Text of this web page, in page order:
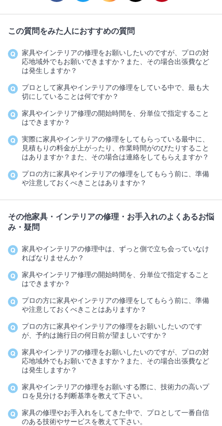
この質問をみた人におすすめの質問
家具やインテリアの修理をお願いしたいのですが、プロの対
応地域外でもお願いできますか？また、その場合出張費など
は発生しますか？
プロとして家具やインテリアの修理をしている中で、最も大
切にしていることは何ですか？
家具やインテリア修理の開始時間を、分単位で指定すること
はできますか？
実際に家具やインテリアの修理をしてもらっている最中に、
見積もりの料金が上がったり、作業時間がのびたりすること
はありますか？また、その場合は連絡をしてもらえますか？
プロの方に家具やインテリアの修理をしてもらう前に、準備
や注意しておくべきことはありますか？
その他家具・インテリアの修理・お手入れのよくあるお悩
み・疑問
家具やインテリアの修理中は、ずっと側で立ち会っていなけ
ればなりませんか？
家具やインテリア修理の開始時間を、分単位で指定すること
はできますか？
プロの方に家具やインテリアの修理をしてもらう前に、準備
や注意しておくべきことはありますか？
プロの方に家具やインテリアの修理をお願いしたいのです
が、予約は施行日の何日前が望ましいですか？
家具やインテリアの修理をお願いしたいのですが、プロの対
応地域外でもお願いできますか？また、その場合出張費など
は発生しますか？
家具やインテリアの修理をお願いする際に、技術力の高いプ
ロを見分ける判断基準を教えて下さい。
家具の修理やお手入れをしてきた中で、プロとして一番自信
のある技術やサービスを教えて下さい。